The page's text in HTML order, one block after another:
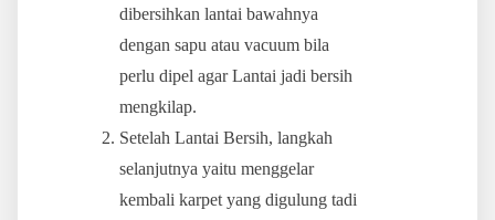
dibersihkan lantai bawahnya
dengan sapu atau vacuum bila
perlu dipel agar Lantai jadi bersih
mengkilap.
Setelah Lantai Bersih, langkah
selanjutnya yaitu menggelar
kembali karpet yang digulung tadi